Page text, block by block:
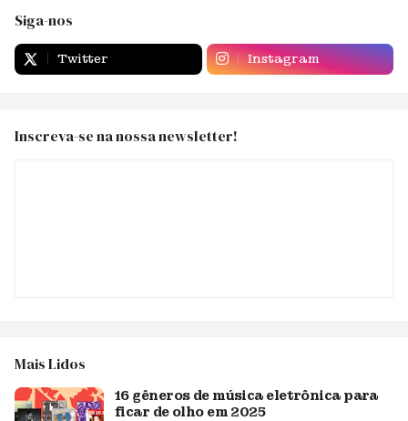
Siga-nos
Twitter Instagram
Inscreva-se na nossa newsletter!
Mais Lidos
16 gêneros de música eletrônica para
ficar de olho em 2025